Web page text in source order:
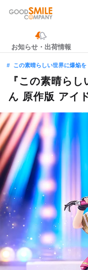
お知らせ・出荷情報
この素晴らしい世界に爆焔を
『この素晴ら
ん 原作版 アイ